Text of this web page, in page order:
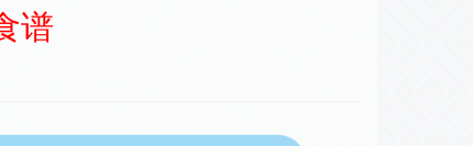
谱